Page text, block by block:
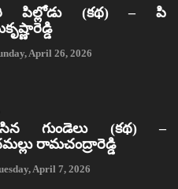
పిల్లోడు (కథ) – పి
April 26, 2026
గుండెలు (కథ) –
రామచంద్రారెడ్డి
April 7, 2026